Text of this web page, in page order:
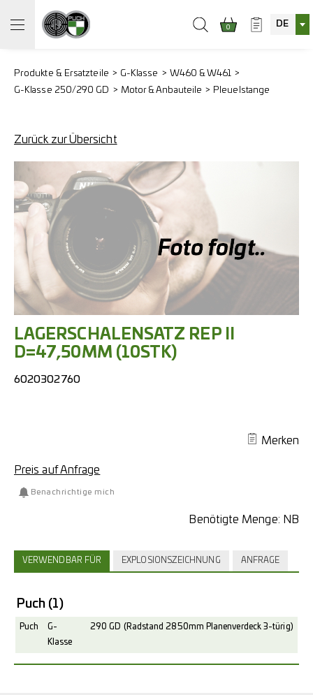
0 DE
Produkte & Ersatzteile G-Klasse
W460 & W461
G-Klasse 250/290 GD
Motor & Anbauteile Pleuelstange
Zurück zur Übersicht
LAGERSCHALENSATZ REP II
D=47,50MM (10STK)
6020302760
Merken
Preis auf Anfrage
Benachrichtige mich
Benötigte Menge: NB
VERWENDBAR FÜR EXPLOSIONSZEICHNUNG ANFRAGE
Puch (1)
Puch
G-
Klasse
290 GD (Radstand 2850mm Planenverdeck 3-türig)